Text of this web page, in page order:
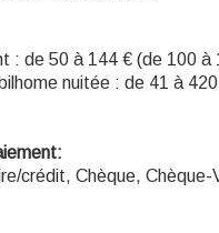
: de 50 à 144 € (de 100
nuitée : de 41 à
crédit, Chèque,